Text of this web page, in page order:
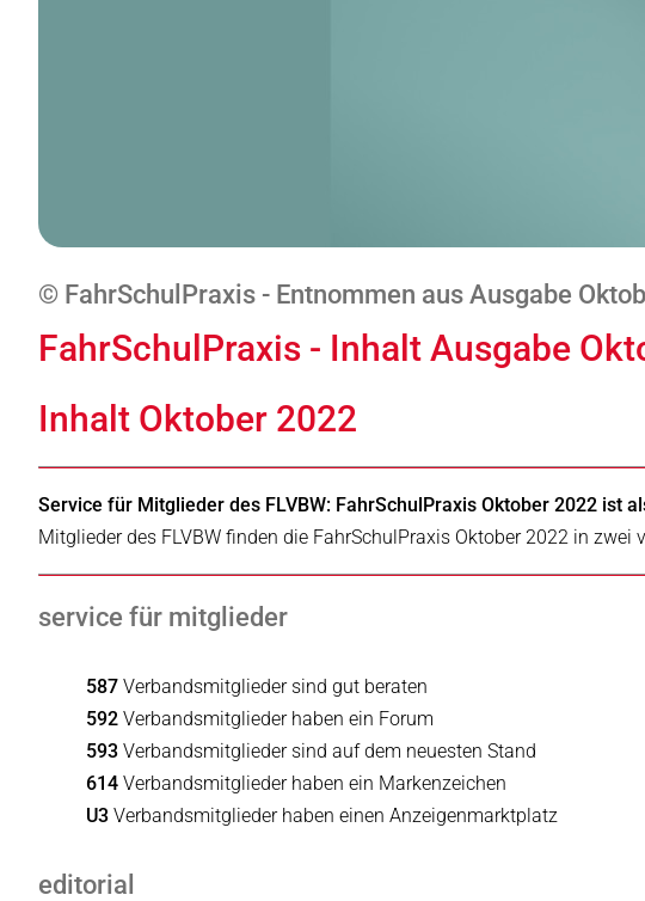
© FahrSchulPraxis - Entnommen aus Ausgabe
FahrSchulPraxis - Inhalt Ausgabe
Inhalt Oktober 2022
Service für Mitglieder des FLVBW: FahrSchulPraxis Oktober 2022 ist
Mitglieder des FLVBW finden die FahrSchulPraxis Oktober 2022 in
service für mitglieder
587 Verbandsmitglieder sind gut beraten
592 Verbandsmitglieder haben ein Forum
593 Verbandsmitglieder sind auf dem neuesten Stand
614 Verbandsmitglieder haben ein Markenzeichen
U3 Verbandsmitglieder haben einen Anzeigenmarktplatz
editorial